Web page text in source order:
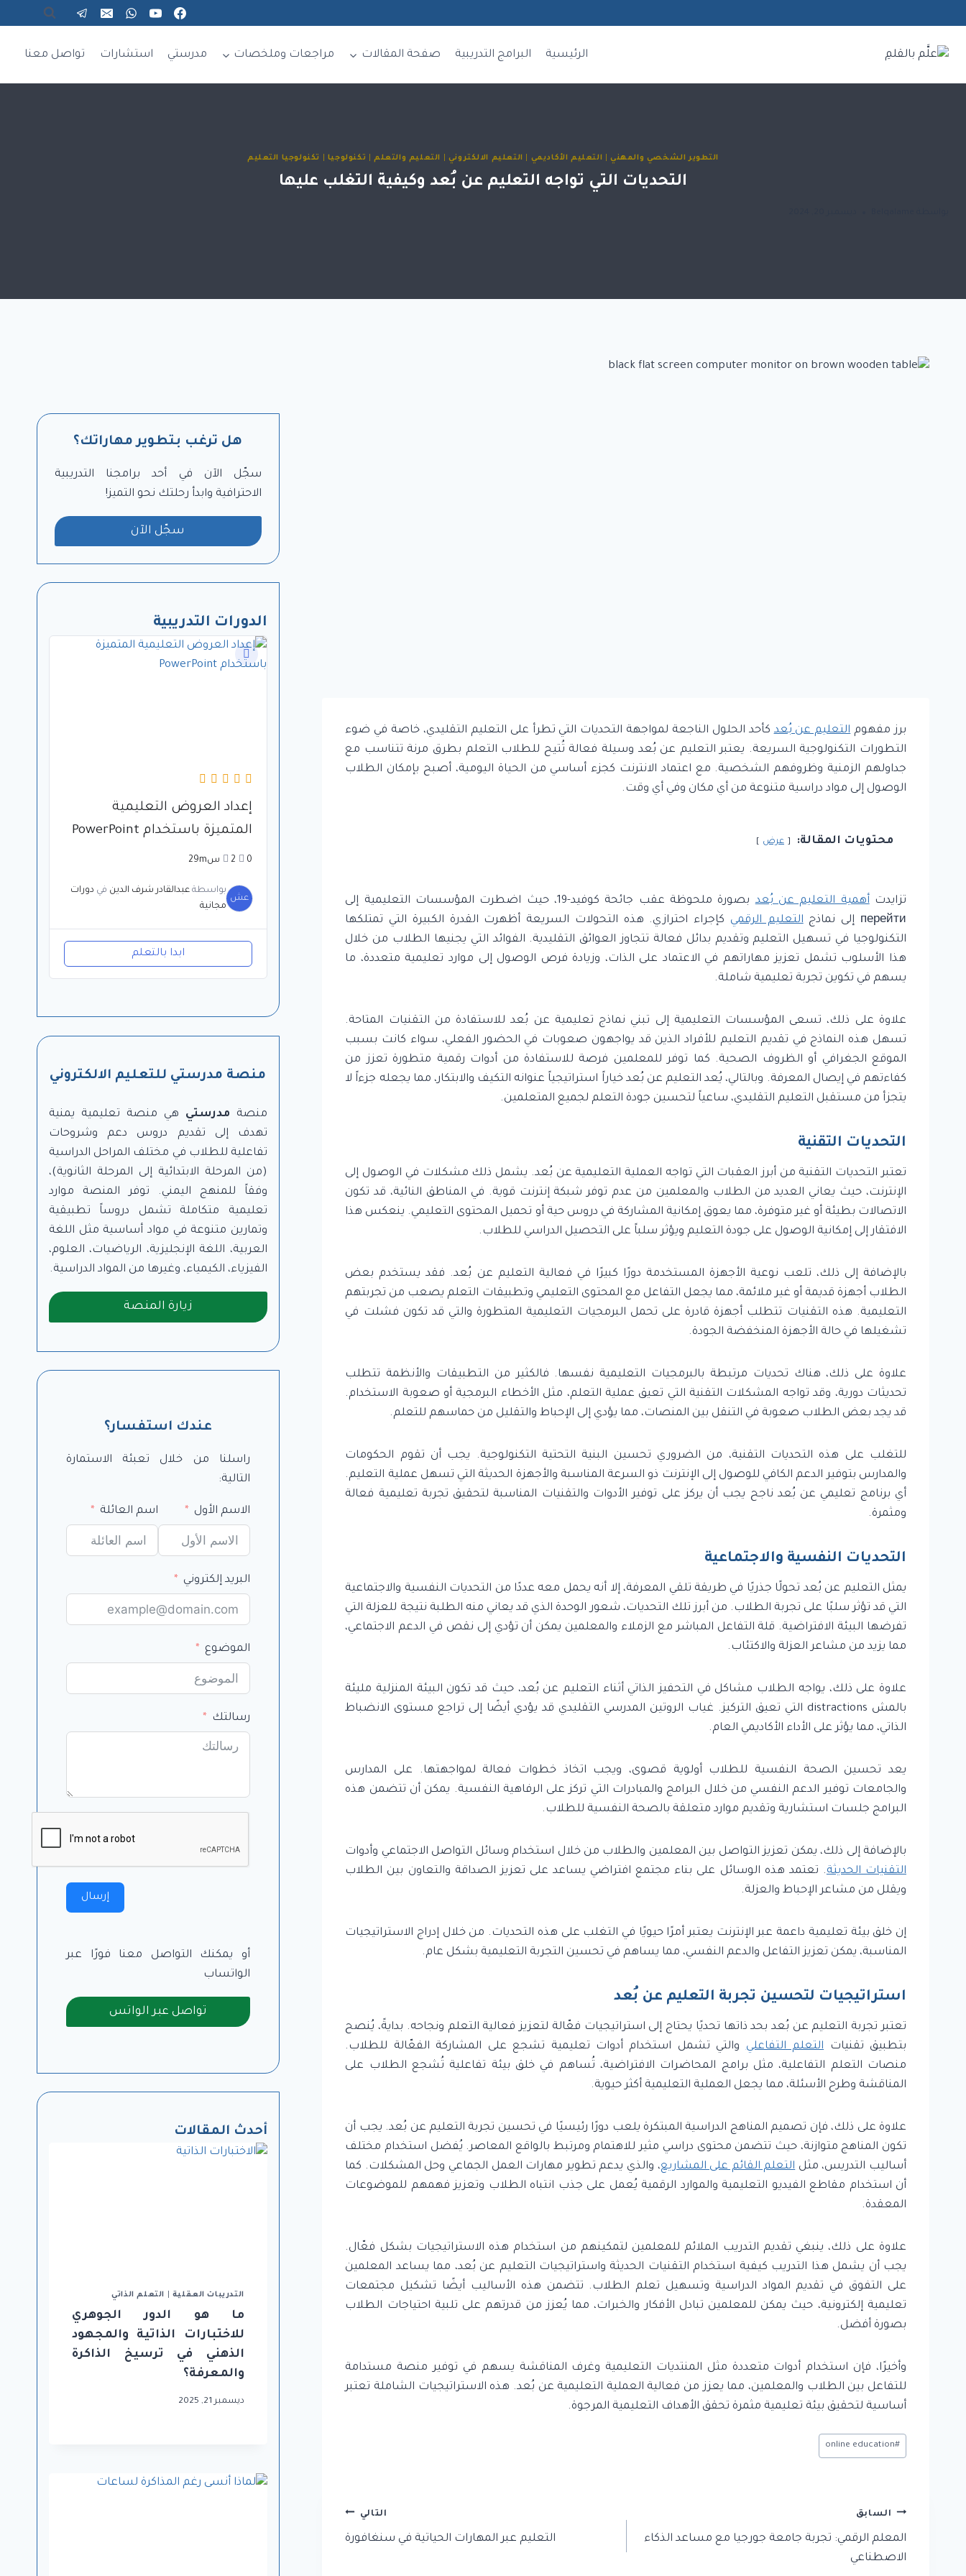
إلى
المحتوى
الرئيسية البرامج التدريبية صفحة المقالات مراجعات وملخصات مدرستي استشارات تواصل معنا
التطوير الشخصي والمهني التعليم الأكاديمي التعليم الالكتروني التعليم والتعلم تكنولوجيا تكنولوجيا التعليم
التحديات التي تواجه التعليم عن بُعد وكيفية التغلب عليها
برز مفهومالتعليم عن بُعدكأحد الحلول الناجعة لمواجهة التحديات التي تطرأ على التعليم التقليدي، خاصة في ضوء
التطورات التكنولوجية السريعة. يعتبر التعليم عن بُعد وسيلة فعالة تُتيح للطلاب التعلم بطرق مرنة تتناسب مع
جداولهم الزمنية وظروفهم الشخصية. مع اعتماد الانترنت كجزء أساسي من الحياة اليومية، أصبح بإمكان الطلاب
الوصول إلى مواد دراسية متنوعة من أي مكان وفي أي وقت.
محتويات المقالة: عرض
تزايدتأهمية التعليم عن بُعد
بصورة ملحوظة عقب جائحة كوفيد-19، حيث اضطرت المؤسسات التعليمية إلى
перейти إلى نماذج
التعليم الرقمي كإجراء احترازي. هذه التحولات السريعة أظهرت القدرة الكبيرة التي تمتلكها
التكنولوجيا في تسهيل التعليم وتقديم بدائل فعالة تتجاوز العوائق التقليدية. الفوائد التي يجنيها الطلاب من خلال
هذا الأسلوب تشمل تعزيز مهاراتهم في الاعتماد على الذات، وزيادة فرص الوصول إلى موارد تعليمية متعددة، ما
يسهم في تكوين تجربة تعليمية شاملة.
علاوة على ذلك، تسعى المؤسسات التعليمية إلى تبني نماذج تعليمية عن بُعد للاستفادة من التقنيات المتاحة.
تسهل هذه النماذج في تقديم التعليم للأفراد الذين قد يواجهون صعوبات في الحضور الفعلي، سواء كانت بسبب
الموقع الجغرافي أو الظروف الصحية. كما توفر للمعلمين فرصة للاستفادة من أدوات رقمية متطورة تعزز من
كفاءتهم في إيصال المعرفة. وبالتالي، يُعد التعليم عن بُعد خياراً استراتيجياً عنوانه التكيف والابتكار، مما يجعله جزءاً لا
يتجزأ من مستقبل التعليم التقليدي، ساعياً لتحسين جودة التعلم لجميع المتعلمين.
التحديات التقنية
تعتبر التحديات التقنية من أبرز العقبات التي تواجه العملية التعليمية عن بُعد. يشمل ذلك مشكلات في الوصول إلى
الإنترنت، حيث يعاني العديد من الطلاب والمعلمين من عدم توفر شبكة إنترنت قوية. في المناطق النائية، قد تكون
الاتصالات بطيئة أو غير متوفرة، مما يعوق إمكانية المشاركة في دروس حية أو تحميل المحتوى التعليمي. ينعكس هذا
الافتقار إلى إمكانية الوصول على جودة التعليم ويؤثر سلباً على التحصيل الدراسي للطلاب.
بالإضافة إلى ذلك، تلعب نوعية الأجهزة المستخدمة دورًا كبيرًا في فعالية التعليم عن بُعد. فقد يستخدم بعض
الطلاب أجهزة قديمة أو غير ملائمة، مما يجعل التفاعل مع المحتوى التعليمي وتطبيقات التعلم يصعب من تجربتهم
التعليمية. هذه التقنيات تتطلب أجهزة قادرة على تحمل البرمجيات التعليمية المتطورة والتي قد تكون فشلت في
تشغيلها في حالة الأجهزة المنخفضة الجودة.
علاوة على ذلك، هناك تحديات مرتبطة بالبرمجيات التعليمية نفسها. فالكثير من التطبيقات والأنظمة تتطلب
تحديثات دورية، وقد تواجه المشكلات التقنية التي تعيق عملية التعلم، مثل الأخطاء البرمجية أو صعوبة الاستخدام.
قد يجد بعض الطلاب صعوبة في التنقل بين المنصات، مما يؤدي إلى الإحباط والتقليل من حماسهم للتعلم.
للتغلب على هذه التحديات التقنية، من الضروري تحسين البنية التحتية التكنولوجية. يجب أن تقوم الحكومات
والمدارس بتوفير الدعم الكافي للوصول إلى الإنترنت ذو السرعة المناسبة والأجهزة الحديثة التي تسهل عملية التعليم.
أي برنامج تعليمي عن بُعد ناجح يجب أن يركز على توفير الأدوات والتقنيات المناسبة لتحقيق تجربة تعليمية فعالة
ومثمرة.
التحديات النفسية والاجتماعية
يمثل التعليم عن بُعد تحولًا جذريًا في طريقة تلقي المعرفة، إلا أنه يحمل معه عددًا من التحديات النفسية والاجتماعية
التي قد تؤثر سلبًا على تجربة الطلاب. من أبرز تلك التحديات، شعور الوحدة الذي قد يعاني منه الطلبة نتيجة للعزلة التي
تفرضها البيئة الافتراضية. قلة التفاعل المباشر مع الزملاء والمعلمين يمكن أن تؤدي إلى نقص في الدعم الاجتماعي،
مما يزيد من مشاعر العزلة والاكتئاب.
علاوة على ذلك، يواجه الطلاب مشاكل في التحفيز الذاتي أثناء التعليم عن بُعد، حيث قد تكون البيئة المنزلية مليئة
بالمش distractions التي تعيق التركيز. غياب الروتين المدرسي التقليدي قد يؤدي أيضًا إلى تراجع مستوى الانضباط
الذاتي، مما يؤثر على الأداء الأكاديمي العام.
يعد تحسين الصحة النفسية للطلاب أولوية قصوى، ويجب اتخاذ خطوات فعالة لمواجهتها. على المدارس
والجامعات توفير الدعم النفسي من خلال البرامج والمبادرات التي تركز على الرفاهية النفسية. يمكن أن تتضمن هذه
البرامج جلسات استشارية وتقديم موارد متعلقة بالصحة النفسية للطلاب.
بالإضافة إلى ذلك، يمكن تعزيز التواصل بين المعلمين والطلاب من خلال استخدام وسائل التواصل الاجتماعي وأدوات
التقنيات الحديثة. تعتمد هذه الوسائل على بناء مجتمع افتراضي يساعد على تعزيز الصداقة والتعاون بين الطلاب
ويقلل من مشاعر الإحباط والعزلة.
إن خلق بيئة تعليمية داعمة عبر الإنترنت يعتبر أمرًا حيويًا في التغلب على هذه التحديات. من خلال إدراج الاستراتيجيات
المناسبة، يمكن تعزيز التفاعل والدعم النفسي، مما يساهم في تحسين التجربة التعليمية بشكل عام.
استراتيجيات لتحسين تجربة التعليم عن بُعد
تعتبر تجربة التعليم عن بُعد بحد ذاتها تحديًا يحتاج إلى استراتيجيات فعّالة لتعزيز فعالية التعلم ونجاحه. بدايةً، يُنصح
بتطبيق تقنياتالتعلم التفاعليوالتي تشمل استخدام أدوات تعليمية تشجع على المشاركة الفعّالة للطلاب.
منصات التعلم التفاعلية، مثل برامج المحاضرات الافتراضية، تُساهم في خلق بيئة تفاعلية تُشجع الطلاب على
المناقشة وطرح الأسئلة، مما يجعل العملية التعليمية أكثر حيوية.
علاوة على ذلك، فإن تصميم المناهج الدراسية المبتكرة يلعب دورًا رئيسيًا في تحسين تجربة التعليم عن بُعد. يجب أن
تكون المناهج متوازنة، حيث تتضمن محتوى دراسي مثير للاهتمام ومرتبط بالواقع المعاصر. يُفضل استخدام مختلف
أساليب التدريس، مثلالتعلم القائم على المشاريع، والذي يدعم تطوير مهارات العمل الجماعي وحل المشكلات. كما
أن استخدام مقاطع الفيديو التعليمية والموارد الرقمية يُعمل على جذب انتباه الطلاب وتعزيز فهمهم للموضوعات
المعقدة.
علاوة على ذلك، ينبغي تقديم التدريب الملائم للمعلمين لتمكينهم من استخدام هذه الاستراتيجيات بشكل فعّال.
يجب أن يشمل هذا التدريب كيفية استخدام التقنيات الحديثة واستراتيجيات التعليم عن بُعد، مما يساعد المعلمين
على التفوق في تقديم المواد الدراسية وتسهيل تعلم الطلاب. تتضمن هذه الأساليب أيضًا تشكيل مجتمعات
تعليمية إلكترونية، حيث يمكن للمعلمين تبادل الأفكار والخبرات، مما يُعزز من قدرتهم على تلبية احتياجات الطلاب
بصورة أفضل.
وأخيرًا، فإن استخدام أدوات متعددة مثل المنتديات التعليمية وغرف المناقشة يسهم في توفير منصة مستدامة
للتفاعل بين الطلاب والمعلمين، مما يعزز من فعالية العملية التعليمية عن بُعد. هذه الاستراتيجيات الشاملة تعتبر
أساسية لتحقيق بيئة تعليمية مثمرة تحقق الأهداف التعليمية المرجوة.
وسوم
المقال:
#
online education
تصفّح
المقالات
السابق
المعلم الرقمي: تجربة جامعة جورجيا مع مساعد الذكاء
الاصطناعي
التالي
التعليم عبر المهارات الحياتية في سنغافورة
هل ترغب بتطوير مهاراتك؟
سجّل الآن في أحد برامجنا التدريبية
الاحترافية وابدأ رحلتك نحو التميز!
سجّل الآن
الدورات التدريبية
إعداد العروض التعليمية
المتميزة باستخدام PowerPoint
0 2س29m
عش
بواسطةعبدالقادر شرف الدين في دورات
مجانية
ابدا بالتعلم
منصة مدرستي للتعليم الالكتروني
منصة مدرستي هي منصة تعليمية يمنية
تهدف إلى تقديم دروس دعم وشروحات
تفاعلية للطلاب في مختلف المراحل الدراسية
(من المرحلة الابتدائية إلى المرحلة الثانوية)،
وفقاً للمنهج اليمني. توفر المنصة موارد
تعليمية متكاملة تشمل دروساً تطبيقية
وتمارين متنوعة في مواد أساسية مثل اللغة
العربية، اللغة الإنجليزية، الرياضيات، العلوم،
الفيزياء، الكيمياء، وغيرها من المواد الدراسية.
زيارة المنصة
عندك استفسار؟
راسلنا من خلال تعبئة الاستمارة
التالية:
الاسم الأول اسم العائلة
البريد إلكتروني
الموضوع
رسالتك
إرسال
أو يمكنك التواصل معنا فورًا عبر
الواتساب
تواصل عبر الواتس
أحدث المقالات
التدريبات العقلية التعلم الذاتي
ما هو الدور الجوهري
للاختبارات الذاتية والمجهود
الذهني في ترسيخ الذاكرة
والمعرفة؟
ديسمبر 21, 2025